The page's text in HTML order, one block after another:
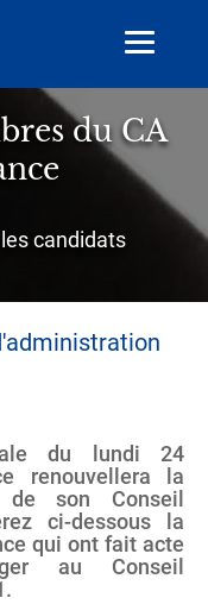
Toggle
du CA
candidats
du lundi 24
renouvellera la
son Conseil
ci-dessous la
qui ont fait acte
au Conseil